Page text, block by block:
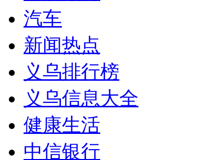
汽车
新闻热点
义乌排行榜
义乌信息大全
健康生活
中信银行